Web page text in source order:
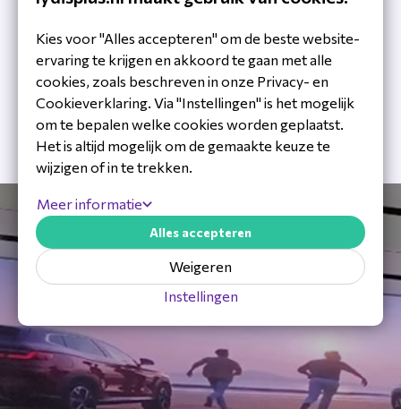
Lange lifecycle en lage onderhoudskosten. Dahua's
producten zijn eschikt voor elke ruimte en ieder
projectformaat.
Kies voor "Alles accepteren" om de beste website-
ervaring te krijgen en akkoord te gaan met alle
cookies, zoals beschreven in onze Privacy- en
Cookieverklaring. Via "Instellingen" is het mogelijk
om te bepalen welke cookies worden geplaatst.
Het is altijd mogelijk om de gemaakte keuze te
wijzigen of in te trekken.
Meer informatie
Instellingen
Weigeren
Alles accepteren